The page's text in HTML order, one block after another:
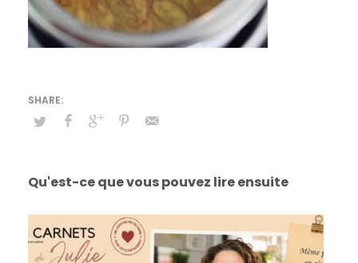
Qu'est-ce que vous pouvez lire ensuite